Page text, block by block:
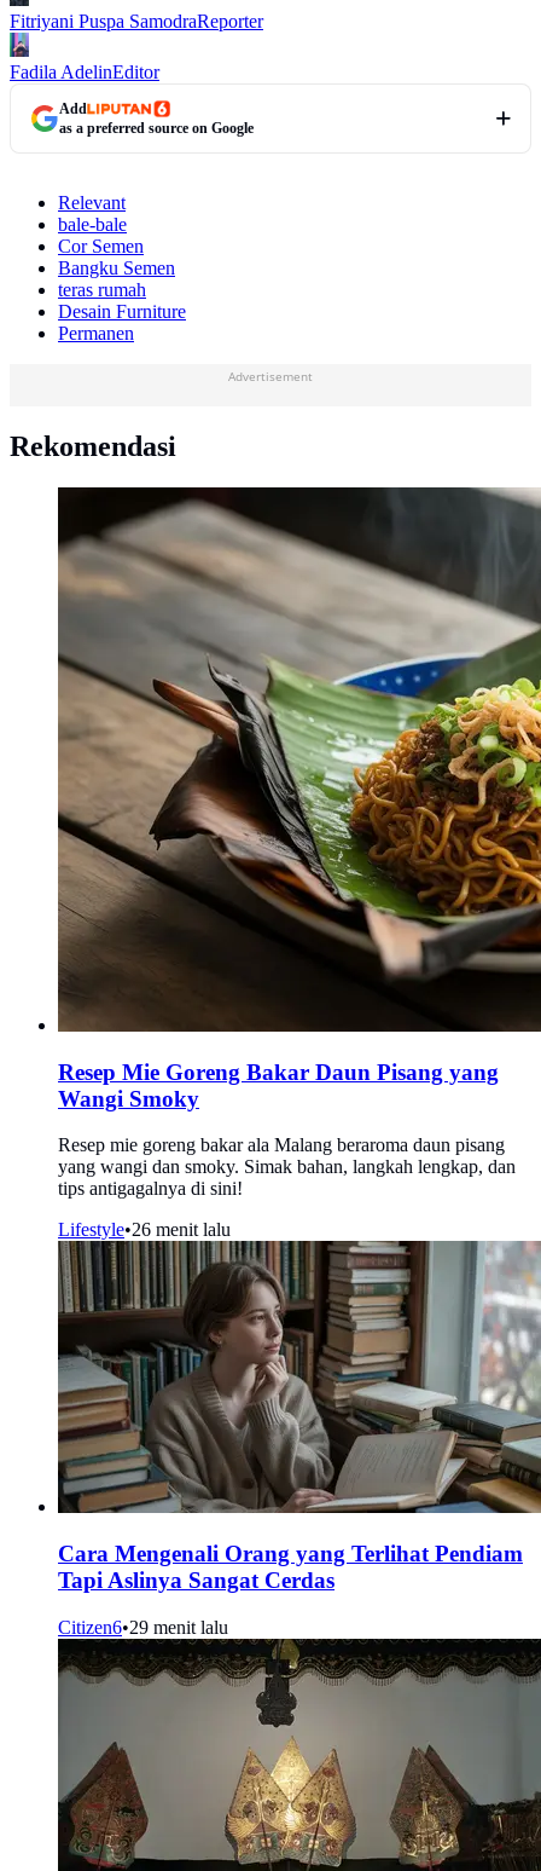
Fitriyani Puspa SamodraReporter
Fadila AdelinEditor
Add
as a preferred source on Google
Relevant
bale-bale
Cor Semen
Bangku Semen
teras rumah
Desain Furniture
Permanen
Advertisement
Rekomendasi
Resep Mie Goreng Bakar Daun Pisang yang
Wangi Smoky
Resep mie goreng bakar ala Malang beraroma daun pisang
yang wangi dan smoky. Simak bahan, langkah lengkap, dan
tips antigagalnya di sini!
Lifestyle•26 menit lalu
Cara Mengenali Orang yang Terlihat Pendiam
Tapi Aslinya Sangat Cerdas
Citizen6•29 menit lalu